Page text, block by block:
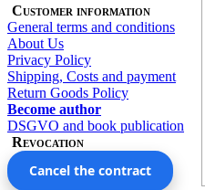
Customer information
General terms and conditions
About Us
Privacy Policy
Shipping, Costs and payment
Return Goods Policy
Become author
DSGVO and book publication
Revocation
Cancel the contract